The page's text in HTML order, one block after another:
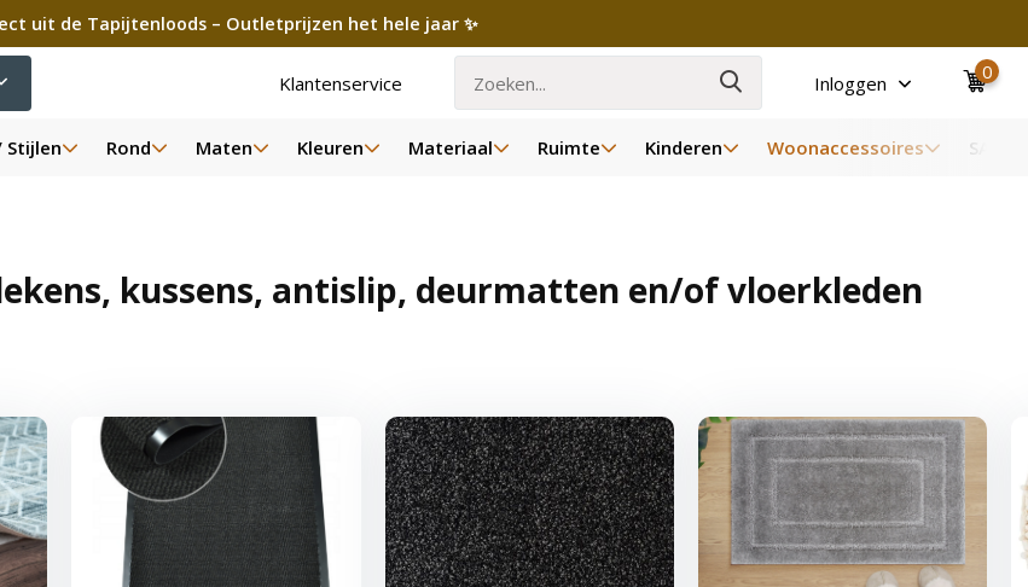
uit de Tapijtenloods – Outletprijzen het hele jaar ✨
Klantenservice Inloggen 0
Stijlen Rond Maten Kleuren Materiaal Ruimte Kinderen Woonaccessoires SALE
kussens, antislip, deurmatten en/of vloerkleden